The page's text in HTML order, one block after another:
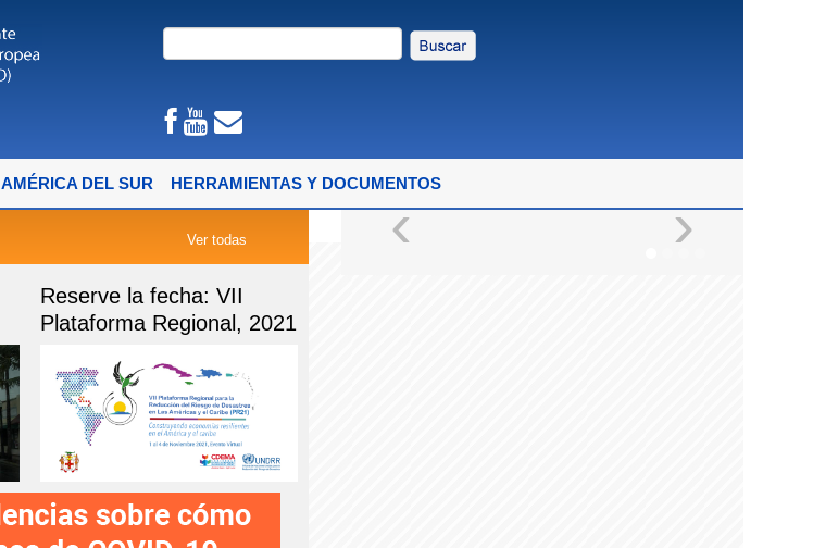
AMÉRICA DEL SUR HERRAMIENTAS Y DOCUMENTOS
Ver todas
Reserve la fecha: VII
Plataforma Regional, 2021
‹ ›